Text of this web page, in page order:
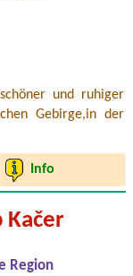
und ruhiger
Gebirge,in der
Info
Kačer
Region